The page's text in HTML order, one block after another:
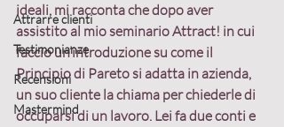
Attrarre clienti
Testimonianze
Recensioni
Mastermind
ideali, mi racconta che dopo aver
assistito al mio seminario Attract! in cui
faccio un’introduzione su come il
Principio di Pareto si adatta in azienda,
un suo cliente la chiama per chiederle di
occuparsi di un lavoro. Lei fa due conti e